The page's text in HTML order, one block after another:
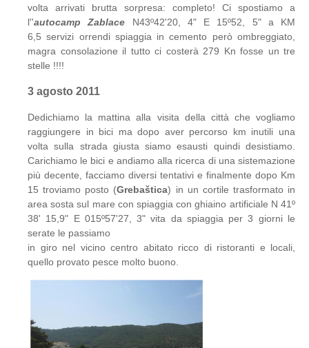
volta arrivati brutta sorpresa: completo! Ci spostiamo a
l''autocamp Zablace N43º42'20, 4" E 15º52, 5" a KM
6,5 servizi orrendi spiaggia in cemento però ombreggiato,
magra consolazione il tutto ci costerà 279 Kn fosse un tre
stelle !!!!
3 agosto 2011
Dedichiamo la mattina alla visita della città che vogliamo
raggiungere in bici ma dopo aver percorso km inutili una
volta sulla strada giusta siamo esausti quindi desistiamo.
Carichiamo le bici e andiamo alla ricerca di una sistemazione
più decente, facciamo diversi tentativi e finalmente dopo Km
15 troviamo posto (Grebaštica) in un cortile trasformato in
area sosta sul mare con spiaggia con ghiaino artificiale N 41º
38' 15,9" E 015º57'27, 3" vita da spiaggia per 3 giorni le
serate le passiamo
in giro nel vicino centro abitato ricco di ristoranti e locali,
quello provato pesce molto buono.